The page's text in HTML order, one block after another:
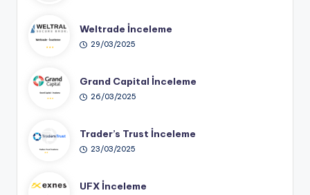
Weltrade İnceleme
29/03/2025
Grand Capital İnceleme
26/03/2025
Trader’s Trust İnceleme
23/03/2025
UFX İnceleme